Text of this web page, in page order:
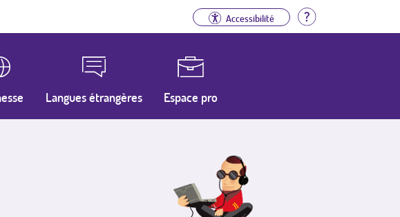
Accessibilité Aide
Langues étrangères Espace pro